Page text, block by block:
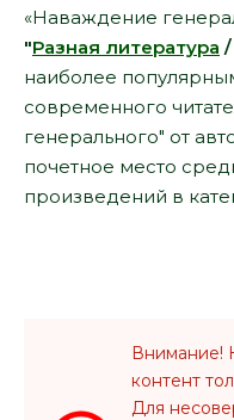
«Наваждение
"Разная литература /
наиболее
современного
генерального" от
почетное место
произведений в
Внимание!
контент
Для